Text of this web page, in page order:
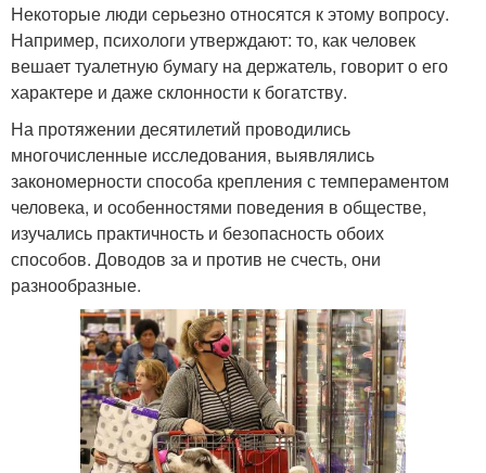
Некоторые люди серьезно относятся к этому вопросу.
Например, психологи утверждают: то, как человек
вешает туалетную бумагу на держатель, говорит о его
характере и даже склонности к богатству.
На протяжении десятилетий проводились
многочисленные исследования, выявлялись
закономерности способа крепления с темпераментом
человека, и особенностями поведения в обществе,
изучались практичность и безопасность обоих
способов. Доводов за и против не счесть, они
разнообразные.